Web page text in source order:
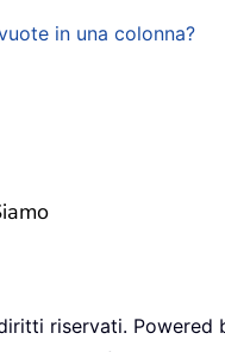
in una colonna?
riservati. Powered